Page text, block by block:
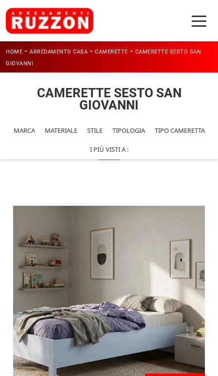
HOME - ARREDAMENTO CASA - CAMERETTE - CAMERETTE SESTO SAN
GIOVANNI
CAMERETTE SESTO SAN
GIOVANNI
MARCA MATERIALE STILE TIPOLOGIA TIPO CAMERETTA
I PIÙ VISTI A :